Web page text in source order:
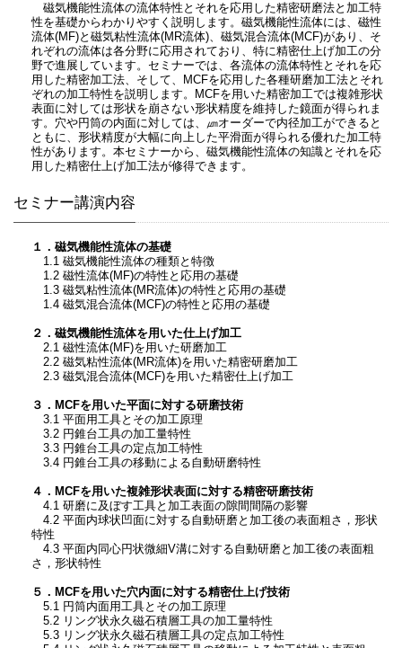
磁気機能性流体の流体特性とそれを応用した精密研磨法と加工特
性を基礎からわかりやすく説明します。磁気機能性流体には、磁性
流体(MF)と磁気粘性流体(MR流体)、磁気混合流体(MCF)があり、そ
れぞれの流体は各分野に応用されており、特に精密仕上げ加工の分
野で進展しています。セミナーでは、各流体の流体特性とそれを応
用した精密加工法、そして、MCFを応用した各種研磨加工法とそれ
ぞれの加工特性を説明します。MCFを用いた精密加工では複雑形状
表面に対しては形状を崩さない形状精度を維持した鏡面が得られま
す。穴や円筒の内面に対しては、㎛オーダーで内径加工ができると
ともに、形状精度が大幅に向上した平滑面が得られる優れた加工特
性があります。本セミナーから、磁気機能性流体の知識とそれを応
用した精密仕上げ加工法が修得できます。
セミナー講演内容
１．磁気機能性流体の基礎
1.1 磁気機能性流体の種類と特徴
1.2 磁性流体(MF)の特性と応用の基礎
1.3 磁気粘性流体(MR流体)の特性と応用の基礎
1.4 磁気混合流体(MCF)の特性と応用の基礎
２．磁気機能性流体を用いた仕上げ加工
2.1 磁性流体(MF)を用いた研磨加工
2.2 磁気粘性流体(MR流体)を用いた精密研磨加工
2.3 磁気混合流体(MCF)を用いた精密仕上げ加工
３．MCFを用いた平面に対する研磨技術
3.1 平面用工具とその加工原理
3.2 円錐台工具の加工量特性
3.3 円錐台工具の定点加工特性
3.4 円錐台工具の移動による自動研磨特性
４．MCFを用いた複雑形状表面に対する精密研磨技術
4.1 研磨に及ぼす工具と加工表面の隙間間隔の影響
4.2 平面内球状凹面に対する自動研磨と加工後の表面粗さ，形状
特性
4.3 平面内同心円状微細V溝に対する自動研磨と加工後の表面粗
さ，形状特性
５．MCFを用いた穴内面に対する精密仕上げ技術
5.1 円筒内面用工具とその加工原理
5.2 リング状永久磁石積層工具の加工量特性
5.3 リング状永久磁石積層工具の定点加工特性